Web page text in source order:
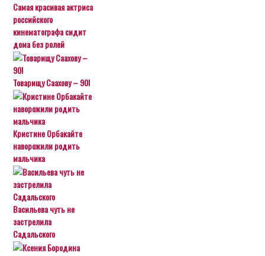
Самая красивая актриса
российского
кинематографа сидит
дома без ролей
Товарищу Саахову – 90!
Кристине Орбакайте
наворожили родить
мальчика
Васильева чуть не
застрелила
Садальского